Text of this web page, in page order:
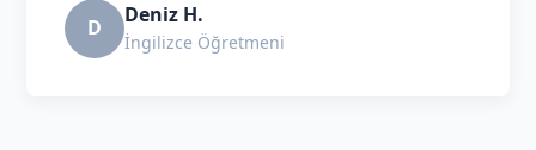
D Deniz H.
İngilizce Öğretmeni